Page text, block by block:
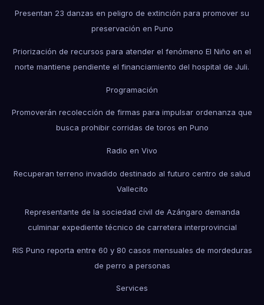
Presentan 23 danzas en peligro de extinción para promover su
preservación en Puno
Priorización de recursos para atender el fenómeno El Niño en el
norte mantiene pendiente el financiamiento del hospital de Juli.
Programación
Promoverán recolección de firmas para impulsar ordenanza que
busca prohibir corridas de toros en Puno
Radio en Vivo
Recuperan terreno invadido destinado al futuro centro de salud
Vallecito
Representante de la sociedad civil de Azángaro demanda
culminar expediente técnico de carretera interprovincial
RIS Puno reporta entre 60 y 80 casos mensuales de mordeduras
de perro a personas
Services